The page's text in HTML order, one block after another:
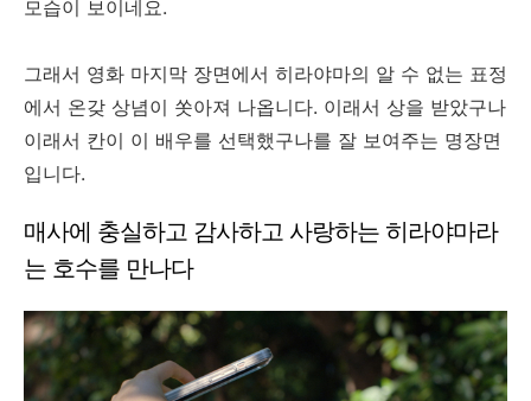
모습이 보이네요.
그래서 영화 마지막 장면에서 히라야마의 알 수 없는 표정
에서 온갖 상념이 쏫아져 나옵니다. 이래서 상을 받았구나
이래서 칸이 이 배우를 선택했구나를 잘 보여주는 명장면
입니다.
매사에 충실하고 감사하고 사랑하는 히라야마라
는 호수를 만나다